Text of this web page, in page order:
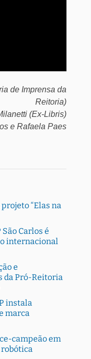
de Imprensa da
Reitoria)
(Ex-Libris)
e Rafaela Paes
“Elas na
Carlos é
internacional
e
da Pró-Reitoria
instala
marca
campeão em